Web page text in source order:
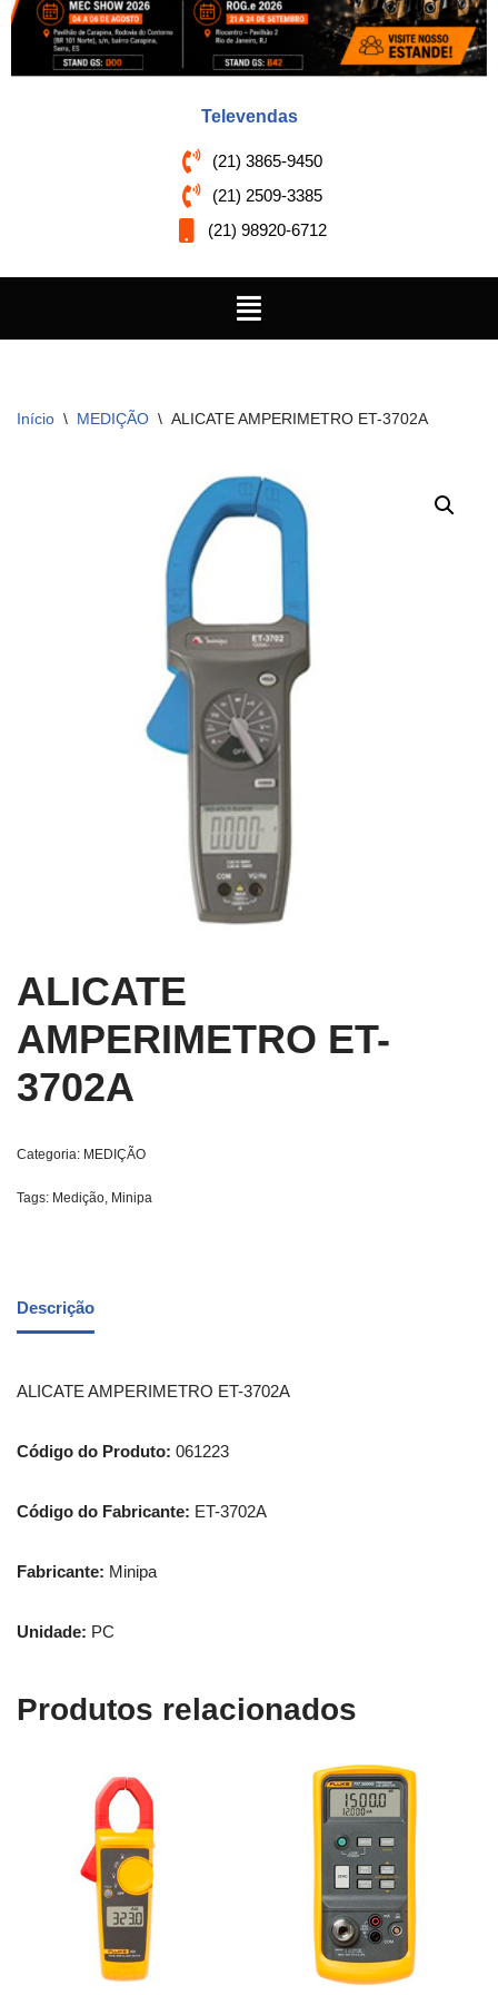
Televendas
(21) 3865-9450
(21) 2509-3385
(21) 98920-6712
Início \ MEDIÇÃO \ ALICATE AMPERIMETRO ET-3702A
ALICATE
AMPERIMETRO ET-
3702A
Categoria: MEDIÇÃO
Tags: Medição Minipa
Descrição
ALICATE AMPERIMETRO ET-3702A
Código do Produto: 061223
Código do Fabricante: ET-3702A
Fabricante: Minipa
Unidade: PC
Produtos relacionados